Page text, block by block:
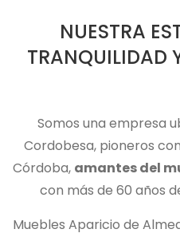
NUESTRA
TRANQUILIDAD
Somos una empresa
Cordobesa, pioneros
Córdoba, amantes del
con más de 60 años
Muebles Aparicio de